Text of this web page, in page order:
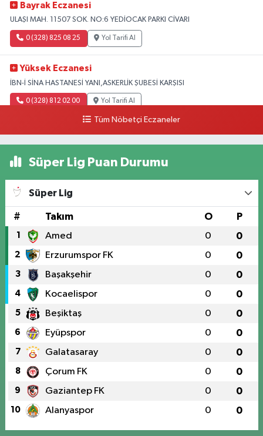
Bayrak Eczanesi
ULAŞI MAH. 11507 SOK. NO:6 YEDİOCAK PARKI CİVARI
0 (328) 825 08 25 Yol Tarifi Al
Yüksek Eczanesi
İBN-İ SİNA HASTANESİ YANI,ASKERLİK ŞUBESİ KARŞISI
0 (328) 812 02 00 Yol Tarifi Al
Tüm Nöbetçi Eczaneler
Süper Lig Puan Durumu
Süper Lig
# Takım O P
1 Amed 0 0
2 Erzurumspor FK 0 0
3 Başakşehir 0 0
4 Kocaelispor 0 0
5 Beşiktaş 0 0
6 Eyüpspor 0 0
7 Galatasaray 0 0
8 Çorum FK 0 0
9 Gaziantep FK 0 0
10 Alanyaspor 0 0